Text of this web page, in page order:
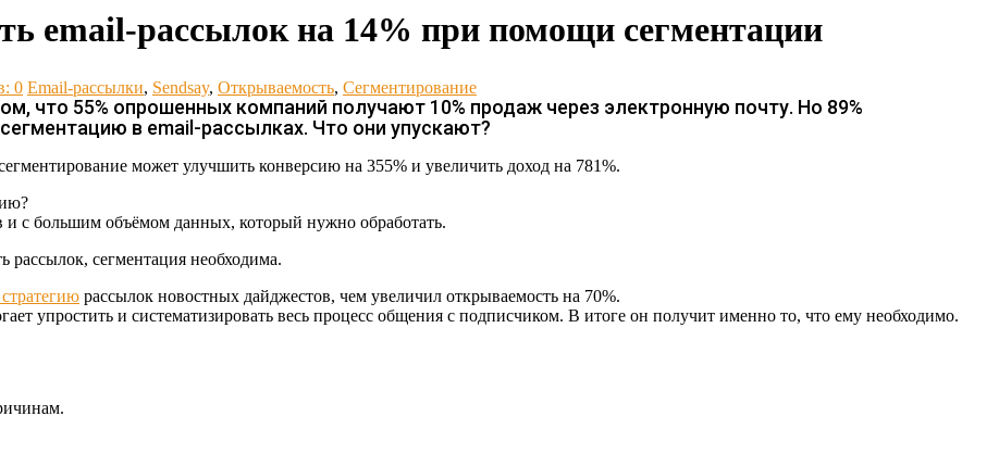
email-рассылок на 14% при помощи сегментации
0 Email-рассылки, Sendsay, Открываемость, Сегментирование
что 55% опрошенных компаний получают 10% продаж через электронную почту. Но 89%
в email-рассылках. Что они упускают?
может улучшить конверсию на 355% и увеличить доход на 781%.
с большим объёмом данных, который нужно обработать.
рассылок, сегментация необходима.
рассылок новостных дайджестов, чем увеличил открываемость на 70%.
упростить и систематизировать весь процесс общения с подписчиком. В итоге он получит именно то, что ему необходимо.